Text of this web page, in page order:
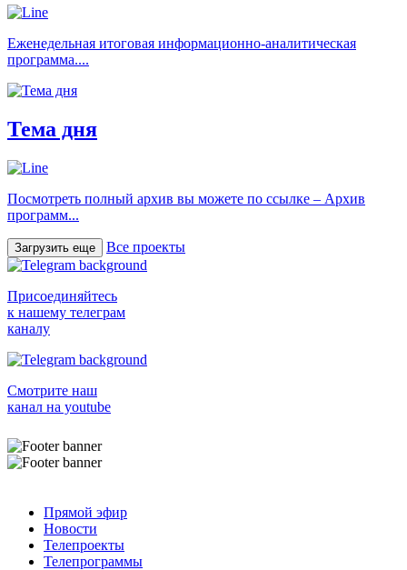
Еженедельная итоговая информационно-аналитическая
программа....
Тема дня
Посмотреть полный архив вы можете по ссылке – Архив
программ...
Загрузить еще Все проекты
Присоединяйтесь
к нашему телеграм
каналу
Смотрите наш
канал на youtube
Прямой эфир
Новости
Телепроекты
Телепрограммы